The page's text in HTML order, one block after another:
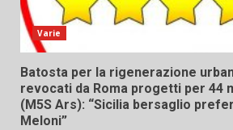
Varie
Batosta per la rigenerazione
revocati da Roma progetti per 44
(M5S Ars): “Sicilia bersaglio
Meloni”